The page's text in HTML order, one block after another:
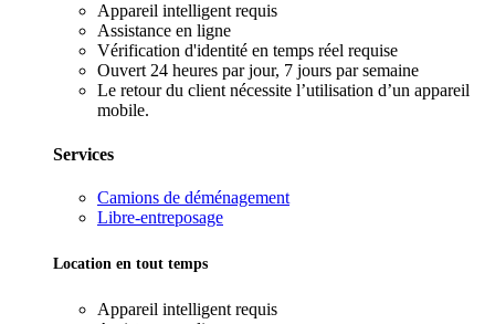
Appareil intelligent requis
Assistance en ligne
Vérification d'identité en temps réel requise
Ouvert 24 heures par jour, 7 jours par semaine
Le retour du client nécessite l’utilisation d’un appareil
mobile.
Services
Camions de déménagement
Libre-entreposage
Location en tout temps
Appareil intelligent requis